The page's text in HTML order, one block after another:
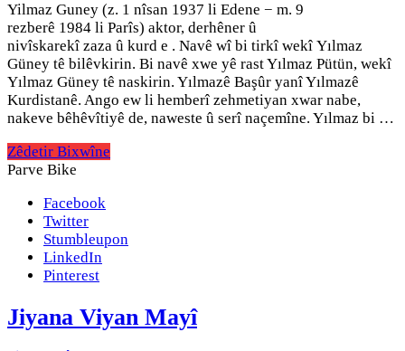
Yilmaz Guney (z. 1 nîsan 1937 li Edene − m. 9
rezberê 1984 li Parîs) aktor, derhêner û
nivîskarekî zaza û kurd e . Navê wî bi tirkî wekî Yılmaz
Güney tê bilêvkirin. Bi navê xwe yê rast Yılmaz Pütün, wekî
Yılmaz Güney tê naskirin. Yılmazê Başûr yanî Yılmazê
Kurdistanê. Ango ew li hemberî zehmetiyan xwar nabe,
nakeve bêhêvîtiyê de, naweste û serî naçemîne. Yılmaz bi …
Zêdetir Bixwîne
Parve Bike
Facebook
Twitter
Stumbleupon
LinkedIn
Pinterest
Jiyana Viyan Mayî